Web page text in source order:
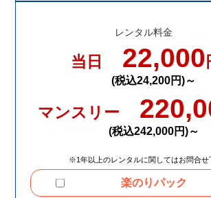
レンタル料金
当日 22,000
(税込24,200円)～
マンスリー
(税込242,000円)～
※1年以上のレンタルに関してはお問合せ
楽のりパック